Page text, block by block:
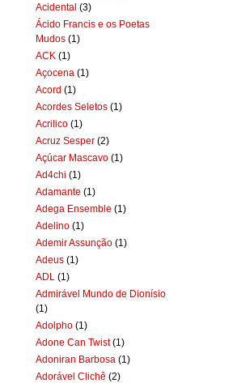
Acidental (3)
Ácido Francis e os Poetas
Mudos (1)
ACK (1)
Açocena (1)
Acord (1)
Acordes Seletos (1)
Acrilico (1)
Acruz Sesper (2)
Açúcar Mascavo (1)
Ad4chi (1)
Adamante (1)
Adega Ensemble (1)
Adelino (1)
Ademir Assunção (1)
Adeus (1)
ADL (1)
Admirável Mundo de Dionísio
(1)
Adolpho (1)
Adone Can Twist (1)
Adoniran Barbosa (1)
Adorável Clichê (2)